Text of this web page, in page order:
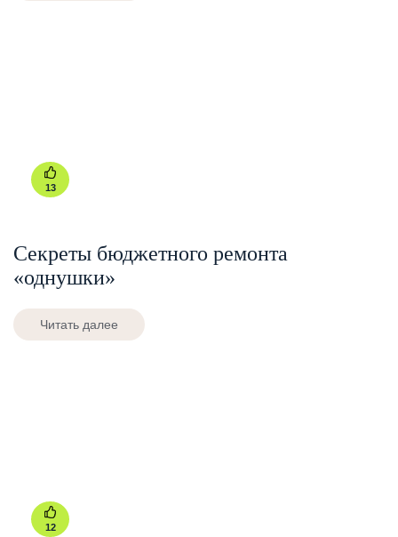
13
Секреты бюджетного ремонта
«однушки»
Читать далее
12